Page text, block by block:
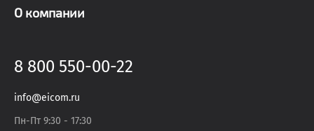
О компании
8 800 550-00-22
info@eicom.ru
Пн-Пт 9:30 - 17:30